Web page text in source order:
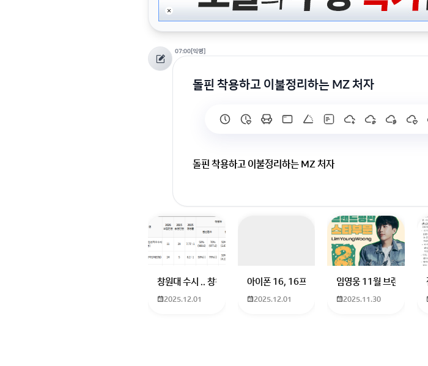
07:00[익명]
돌핀 착용하고 이불정리하는 MZ 처자
돌핀 착용하고 이불정리하는 MZ 처자
창원대 수시 .. 창원대를 목표로 하고 있는 09년생입니다 지금 제 내신이 5등
2025.12.01
아이폰 16, 16프로 케이스 호환 가능한가요? 16을
2025.12.01
임영웅 11월 브랜드평판
2025.11.30